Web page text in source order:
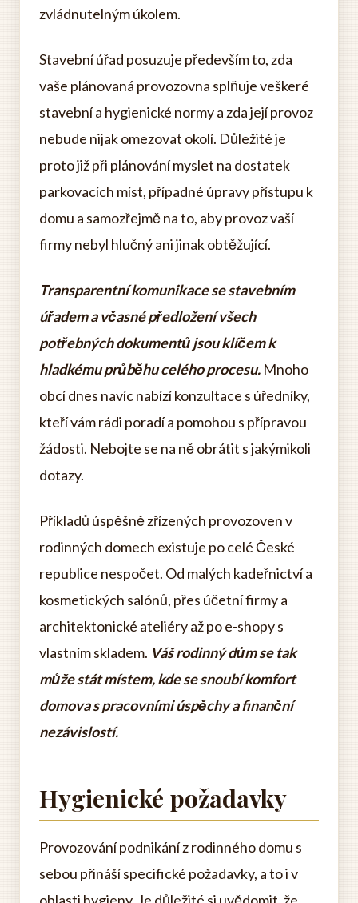
zvládnutelným úkolem.
Stavební úřad posuzuje především to, zda
vaše plánovaná provozovna splňuje veškeré
stavební a hygienické normy a zda její provoz
nebude nijak omezovat okolí. Důležité je
proto již při plánování myslet na dostatek
parkovacích míst, případné úpravy přístupu k
domu a samozřejmě na to, aby provoz vaší
firmy nebyl hlučný ani jinak obtěžující.
Transparentní komunikace se stavebním
úřadem a včasné předložení všech
potřebných dokumentů jsou klíčem k
hladkému průběhu celého procesu. Mnoho
obcí dnes navíc nabízí konzultace s úředníky,
kteří vám rádi poradí a pomohou s přípravou
žádosti. Nebojte se na ně obrátit s jakýmikoli
dotazy.
Příkladů úspěšně zřízených provozoven v
rodinných domech existuje po celé České
republice nespočet. Od malých kadeřnictví a
kosmetických salónů, přes účetní firmy a
architektonické ateliéry až po e-shopy s
vlastním skladem. Váš rodinný dům se tak
může stát místem, kde se snoubí komfort
domova s pracovními úspěchy a finanční
nezávislostí.
Hygienické požadavky
Provozování podnikání z rodinného domu s
sebou přináší specifické požadavky, a to i v